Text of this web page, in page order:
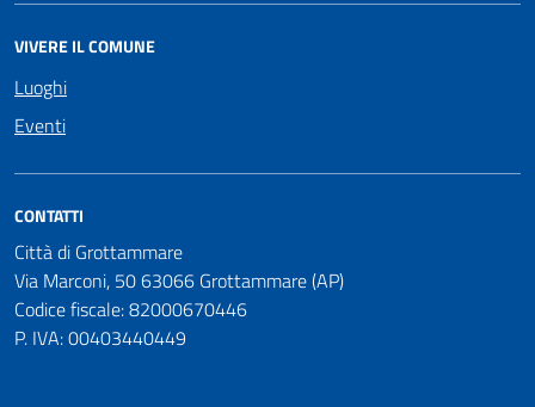
VIVERE IL COMUNE
Luoghi
Eventi
CONTATTI
Città di Grottammare
Via Marconi, 50 63066 Grottammare (AP)
Codice fiscale: 82000670446
P. IVA: 00403440449